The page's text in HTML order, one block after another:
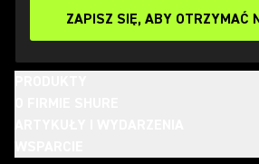
ZAPISZ SIĘ, ABY OTRZYMAĆ